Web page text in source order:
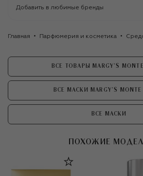
Добавить в любимые бренды
Главная Парфюмерия и косметика
ВСЕ ТОВАРЫ MARGY’S
ВСЕ МАСКИ MARGY’S MONTE
ВСЕ МАСКИ
ПОХОЖИЕ